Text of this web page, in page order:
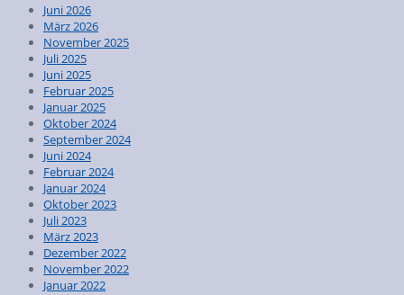
Juni 2026
März 2026
November 2025
Juli 2025
Juni 2025
Februar 2025
Januar 2025
Oktober 2024
September 2024
Juni 2024
Februar 2024
Januar 2024
Oktober 2023
Juli 2023
März 2023
Dezember 2022
November 2022
Januar 2022